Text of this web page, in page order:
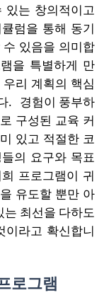
있는 창의적이고
럼을 통해 동기
있음을 의미합
을 특별하게 만
리 계획의 핵심
. 경험이 풍부하
구성된 교육 커
있고 적절한 코
의 요구와 목표
프로그램이 귀
유도할 뿐만 아
는 최선을 다하도
이라고 확신합니
로그램